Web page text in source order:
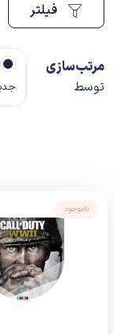
فیلتر
مرتب‌سازی
توسط
ناموجود